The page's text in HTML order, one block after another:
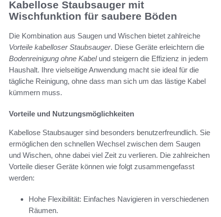
Kabellose Staubsauger mit
Wischfunktion für saubere Böden
Die Kombination aus Saugen und Wischen bietet zahlreiche
Vorteile kabelloser Staubsauger. Diese Geräte erleichtern die
Bodenreinigung ohne Kabelund steigern die Effizienz in jedem
Haushalt. Ihre vielseitige Anwendung macht sie ideal für die
tägliche Reinigung, ohne dass man sich um das lästige Kabel
kümmern muss.
Vorteile und Nutzungsmöglichkeiten
Kabellose Staubsauger sind besonders benutzerfreundlich. Sie
ermöglichen den schnellen Wechsel zwischen dem Saugen
und Wischen, ohne dabei viel Zeit zu verlieren. Die zahlreichen
Vorteile dieser Geräte können wie folgt zusammengefasst
werden:
Hohe Flexibilität: Einfaches Navigieren in verschiedenen
Räumen.